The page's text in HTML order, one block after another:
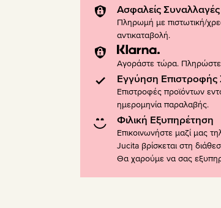
Ασφαλείς Συναλλαγές
Πληρωμή με πιστωτική/
αντικαταβολή.
Αγοράστε τώρα.
Εγγύηση
Επιστροφές προϊόντων
ημερομηνία παραλαβής.
Φιλική Εξυπηρέτηση
Επικοινωνήστε μαζί μας
Jucita βρίσκεται στη
Θα χαρούμε να σας